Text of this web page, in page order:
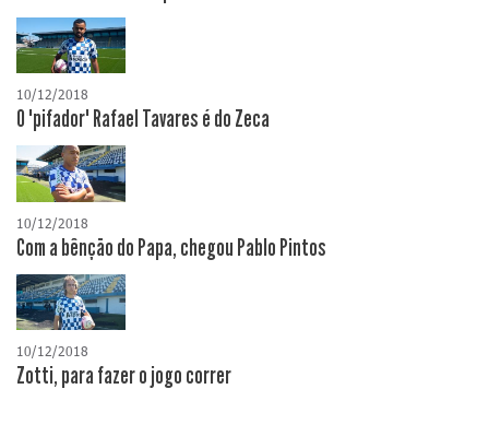
10/12/2018
O "pifador" Rafael Tavares é do Zeca
10/12/2018
Com a bênção do Papa, chegou Pablo Pintos
10/12/2018
Zotti, para fazer o jogo correr